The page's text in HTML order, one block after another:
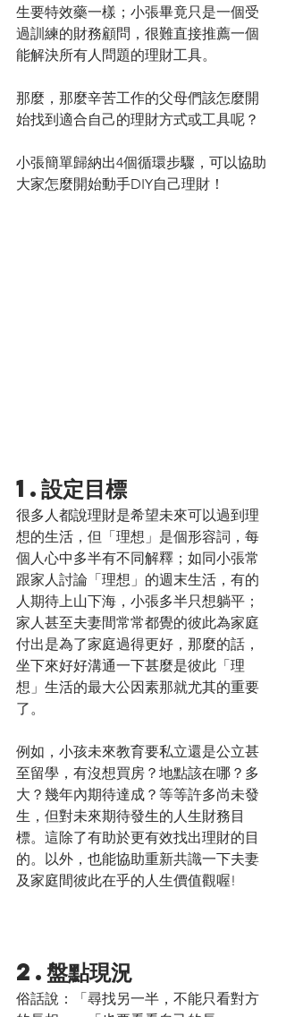
生要特效藥一樣；小張畢竟只是一個受
過訓練的財務顧問，很難直接推薦一個
能解決所有人問題的理財工具。
那麼，那麼辛苦工作的父母們該怎麼開
始找到適合自己的理財方式或工具呢？
小張簡單歸納出4個循環步驟，可以協助
大家怎麼開始動手DIY自己理財！
1.設定目標
很多人都說理財是希望未來可以過到理
想的生活，但「理想」是個形容詞，每
個人心中多半有不同解釋；如同小張常
跟家人討論「理想」的週末生活，有的
人期待上山下海，小張多半只想躺平；
家人甚至夫妻間常常都覺的彼此為家庭
付出是為了家庭過得更好，那麼的話，
坐下來好好溝通一下甚麼是彼此「理
想」生活的最大公因素那就尤其的重要
了。
例如，小孩未來教育要私立還是公立甚
至留學，有沒想買房？地點該在哪？多
大？幾年內期待達成？等等許多尚未發
生，但對未來期待發生的人生財務目
標。這除了有助於更有效找出理財的目
的。以外，也能協助重新共識一下夫妻
及家庭間彼此在乎的人生價值觀喔!
2.盤點現況
俗話說：「尋找另一半，不能只看對方